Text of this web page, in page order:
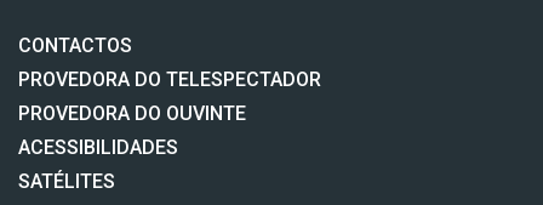
CONTACTOS
PROVEDORA DO TELESPECTADOR
PROVEDORA DO OUVINTE
ACESSIBILIDADES
SATÉLITES